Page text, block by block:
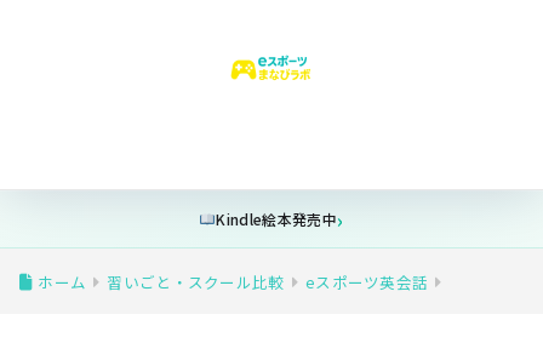
Kindle絵本発売中
ホーム 習いごと・スクール比較 eスポーツ英会話